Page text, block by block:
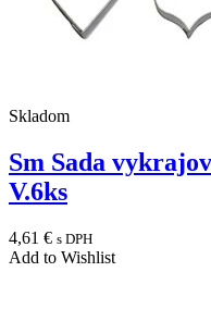
Skladom
Sm Sada
V.6ks
4,61 € s DPH
Add to Wishlist